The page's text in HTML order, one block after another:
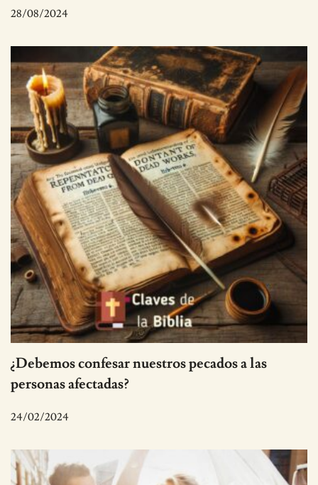
28/08/2024
¿Debemos confesar nuestros pecados a las
personas afectadas?
24/02/2024